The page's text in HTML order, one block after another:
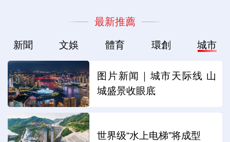
最新推薦
新聞 文娛 體育 環創 城市
图片新闻｜城市天际线 山
城盛景收眼底
世界级“水上电梯”将成型